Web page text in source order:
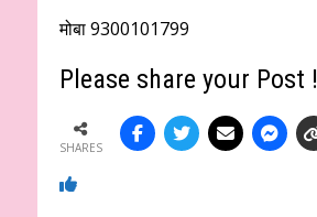
मोबा 9300101799
Please share your Post !
SHARES